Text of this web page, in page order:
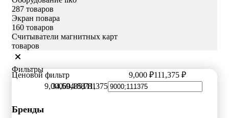
287 товаров
Экран повара
160 товаров
Считыватели магнитных карт
товаров
Фильтры
Ценовой фильтр 9,000 ₽111,375 ₽
9,000
34,59460,18885,781
111,375
Бренды